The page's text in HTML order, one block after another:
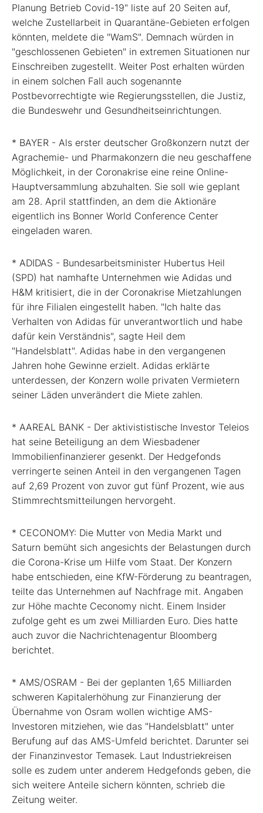
Planung Betrieb Covid-19" liste auf 20 Seiten auf,
welche Zustellarbeit in Quarantäne-Gebieten erfolgen
könnten, meldete die "WamS". Demnach würden in
"geschlossenen Gebieten" in extremen Situationen nur
Einschreiben zugestellt. Weiter Post erhalten würden
in einem solchen Fall auch sogenannte
Postbevorrechtigte wie Regierungsstellen, die Justiz,
die Bundeswehr und Gesundheitseinrichtungen.
* BAYER - Als erster deutscher Großkonzern nutzt der
Agrachemie- und Pharmakonzern die neu geschaffene
Möglichkeit, in der Coronakrise eine reine Online-
Hauptversammlung abzuhalten. Sie soll wie geplant
am 28. April stattfinden, an dem die Aktionäre
eigentlich ins Bonner World Conference Center
eingeladen waren.
* ADIDAS - Bundesarbeitsminister Hubertus Heil
(SPD) hat namhafte Unternehmen wie Adidas und
H&M kritisiert, die in der Coronakrise Mietzahlungen
für ihre Filialen eingestellt haben. "Ich halte das
Verhalten von Adidas für unverantwortlich und habe
dafür kein Verständnis", sagte Heil dem
"Handelsblatt". Adidas habe in den vergangenen
Jahren hohe Gewinne erzielt. Adidas erklärte
unterdessen, der Konzern wolle privaten Vermietern
seiner Läden unverändert die Miete zahlen.
* AAREAL BANK - Der aktivististische Investor Teleios
hat seine Beteiligung an dem Wiesbadener
Immobilienfinanzierer gesenkt. Der Hedgefonds
verringerte seinen Anteil in den vergangenen Tagen
auf 2,69 Prozent von zuvor gut fünf Prozent, wie aus
Stimmrechtsmitteilungen hervorgeht.
* CECONOMY: Die Mutter von Media Markt und
Saturn bemüht sich angesichts der Belastungen durch
die Corona-Krise um Hilfe vom Staat. Der Konzern
habe entschieden, eine KfW-Förderung zu beantragen,
teilte das Unternehmen auf Nachfrage mit. Angaben
zur Höhe machte Ceconomy nicht. Einem Insider
zufolge geht es um zwei Milliarden Euro. Dies hatte
auch zuvor die Nachrichtenagentur Bloomberg
berichtet.
* AMS/OSRAM - Bei der geplanten 1,65 Milliarden
schweren Kapitalerhöhung zur Finanzierung der
Übernahme von Osram wollen wichtige AMS-
Investoren mitziehen, wie das "Handelsblatt" unter
Berufung auf das AMS-Umfeld berichtet. Darunter sei
der Finanzinvestor Temasek. Laut Industriekreisen
solle es zudem unter anderem Hedgefonds geben, die
sich weitere Anteile sichern könnten, schrieb die
Zeitung weiter.